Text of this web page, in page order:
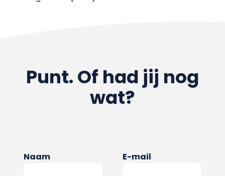
Punt. Of had jij nog
wat?
Naam E-mail